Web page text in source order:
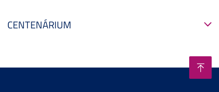
CENTENÁRIUM